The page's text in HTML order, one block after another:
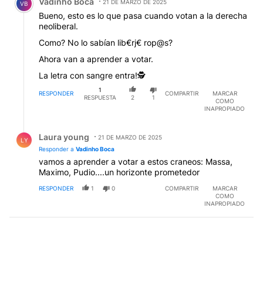
VB 21 DE MARZO DE 2025
Bueno, esto es lo que pasa cuando votan a la derecha
neoliberal.
Como? No lo sabían lib€rj€ rop@s?
Ahora van a aprender a votar.
La letra con sangre entra!🕵️
RESPONDER
1
RESPUESTA
2 1
COMPARTIR
MARCAR
COMO
INAPROPIADO
LY Laura young
21 DE MARZO DE 2025
Responder a Vadinho Boca
vamos a aprender a votar a estos craneos: Massa,
Maximo, Pudio....un horizonte prometedor
RESPONDER 1 0 COMPARTIR
MARCAR
COMO
INAPROPIADO